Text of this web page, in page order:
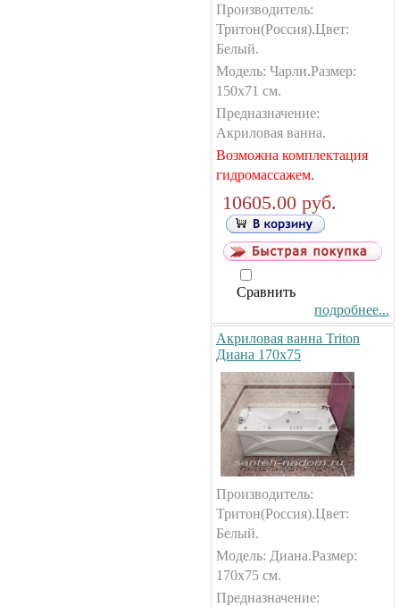
Производитель:
Тритон(Россия).Цвет:
Белый.
Модель: Чарли.Размер:
150х71 см.
Предназначение:
Акриловая ванна.
Возможна комплектация
гидромассажем.
10605.00 руб.
Сравнить
подробнее...
Акриловая ванна Triton
Диана 170х75
Производитель:
Тритон(Россия).Цвет:
Белый.
Модель: Диана.Размер:
170х75 см.
Предназначение: